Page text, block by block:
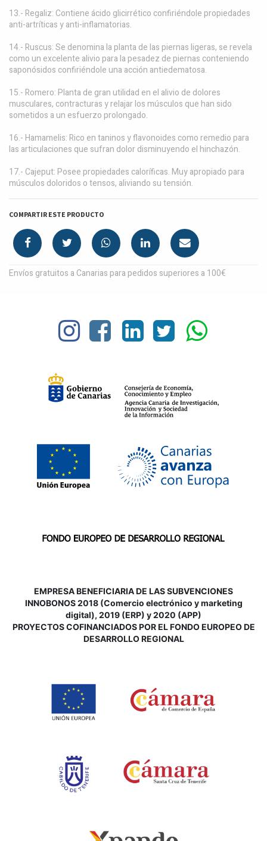
13.- Regaliz: Contiene ácido glicirrético confiriéndole propiedades
anti-artríticas y anti-inflamatorias.
14.- Ruscus: Se denomina la planta de las piernas ligeras, se revela
como un excelente alivio para la pesadez de piernas conteniendo
saponósidos confiriéndole una acción antiedematosa.
15.- Romero: Planta de gran utilidad en el alivio de dolores
musculares, contracturas y relajar los músculos que han sido
sometidos a un esfuerzo prolongado.
16.- Hamamelis: Rico en taninos y flavonoides como remedio para
las articulaciones que sufran dolor disminuyendo el hinchazón.
17.- Cajeput: Posee propiedades caloríficas. Muy apropiado para
músculos doloridos o tensos, aliviando su tensión.
COMPARTIR ESTE PRODUCTO
Envíos gratuitos a Canarias para pedidos superiores a 100€
EMPRESA BENEFICIARIA DE LAS SUBVENCIONES
INNOBONOS 2018 (Comercio electrónico y marketing
digital), 2019 (ERP) y 2020 (APP)
PROYECTOS COFINANCIADOS POR EL FONDO EUROPEO DE
DESARROLLO REGIONAL